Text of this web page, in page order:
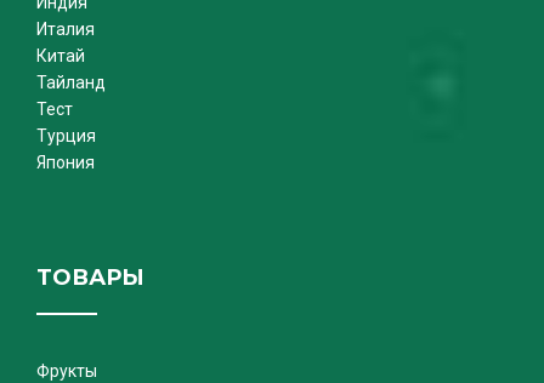
Италия
Китай
Тайланд
Тест
Турция
Япония
ТОВАРЫ
Фрукты